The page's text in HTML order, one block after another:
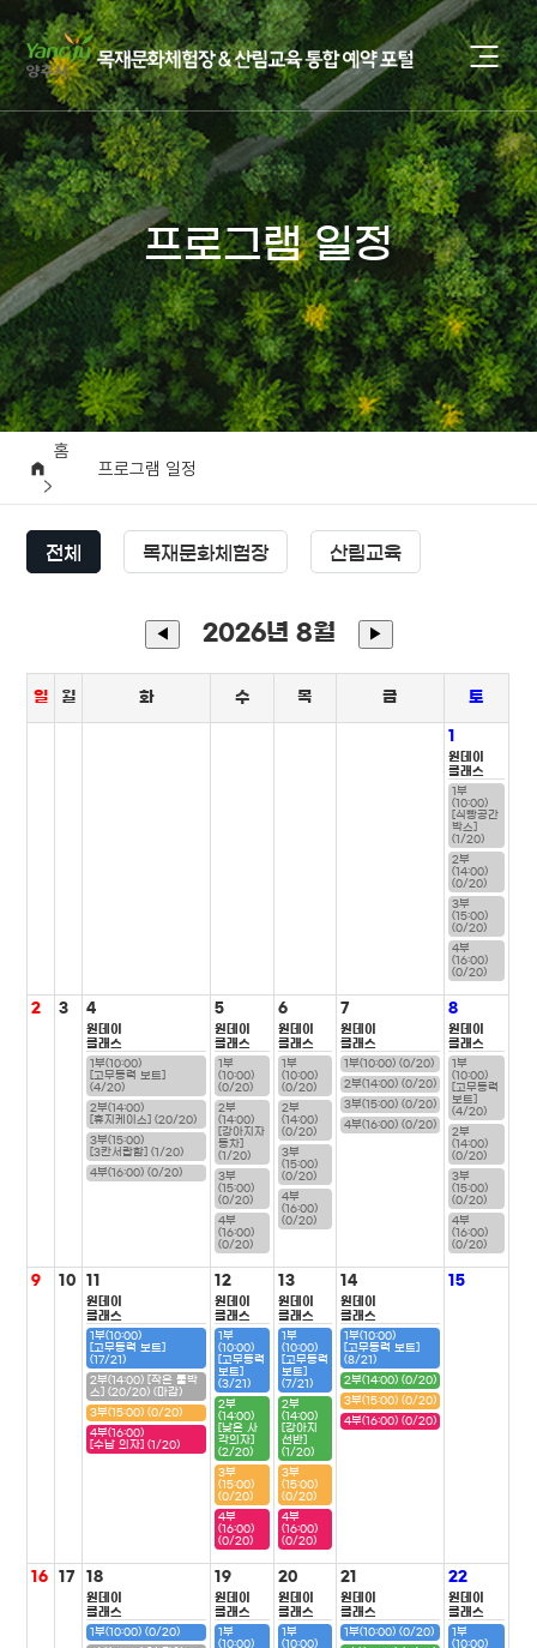
프로그램 일정
홈
프로그램 일정
전체 목재문화체험장 산림교육
◀ 2026년 8월 ▶
일 월 화 수 목 금 토
1
원데이
클래스
1부
(10:00)
[식빵공간
박스]
(1/20)
2부
(14:00)
(0/20)
3부
(15:00)
(0/20)
4부
(16:00)
(0/20)
2 3 4
원데이
클래스
1부(10:00)
[고무동력 보트]
(4/20)
2부(14:00)
[휴지케이스] (20/20)
3부(15:00)
[3칸서랍함] (1/20)
4부(16:00) (0/20)
5
원데이
클래스
1부
(10:00)
(0/20)
2부
(14:00)
[강아지자
동차]
(1/20)
3부
(15:00)
(0/20)
4부
(16:00)
(0/20)
6
원데이
클래스
1부
(10:00)
(0/20)
2부
(14:00)
(0/20)
3부
(15:00)
(0/20)
4부
(16:00)
(0/20)
7
원데이
클래스
1부(10:00) (0/20)
2부(14:00) (0/20)
3부(15:00) (0/20)
4부(16:00) (0/20)
8
원데이
클래스
1부
(10:00)
[고무동력
보트]
(4/20)
2부
(14:00)
(0/20)
3부
(15:00)
(0/20)
4부
(16:00)
(0/20)
9 10 11
원데이
클래스
1부(10:00)
[고무동력 보트]
(17/21)
2부(14:00) [작은 툴박
스] (20/20) (마감)
3부(15:00) (0/20)
4부(16:00)
[수납 의자] (1/20)
12
원데이
클래스
1부
(10:00)
[고무동력
보트]
(3/21)
2부
(14:00)
[낮은 사
각의자]
(2/20)
3부
(15:00)
(0/20)
4부
(16:00)
(0/20)
13
원데이
클래스
1부
(10:00)
[고무동력
보트]
(7/21)
2부
(14:00)
[강아지
선반]
(1/20)
3부
(15:00)
(0/20)
4부
(16:00)
(0/20)
14
원데이
클래스
1부(10:00)
[고무동력 보트]
(8/21)
2부(14:00) (0/20)
3부(15:00) (0/20)
4부(16:00) (0/20)
15
16 17 18
원데이
클래스
1부(10:00) (0/20)
19
원데이
클래스
1부
(10:00)
20
원데이
클래스
1부
(10:00)
21
원데이
클래스
1부(10:00) (0/20)
22
원데이
클래스
1부
(10:00)